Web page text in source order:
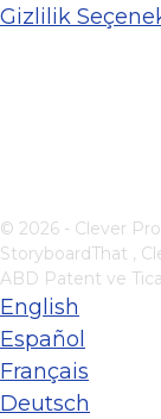
Gizlilik
© 2026 - Clever
StoryboardThat ,
ABD Patent ve
English
Español
Français
Deutsch